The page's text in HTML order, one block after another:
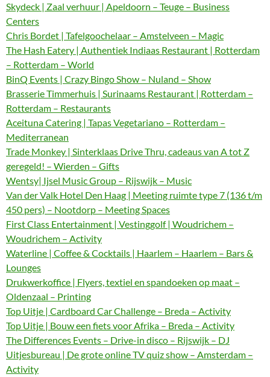
Skydeck | Zaal verhuur | Apeldoorn – Teuge – Business
Centers
Chris Bordet | Tafelgoochelaar – Amstelveen – Magic
The Hash Eatery | Authentiek Indiaas Restaurant | Rotterdam
– Rotterdam – World
BinQ Events | Crazy Bingo Show – Nuland – Show
Brasserie Timmerhuis | Surinaams Restaurant | Rotterdam –
Rotterdam – Restaurants
Aceituna Catering | Tapas Vegetariano – Rotterdam –
Mediterranean
Trade Monkey | Sinterklaas Drive Thru, cadeaus van A tot Z
geregeld! – Wierden – Gifts
Wentsy| Ijsel Music Group – Rijswijk – Music
Van der Valk Hotel Den Haag | Meeting ruimte type 7 (136 t/m
450 pers) – Nootdorp – Meeting Spaces
First Class Entertainment | Vestinggolf | Woudrichem –
Woudrichem – Activity
Waterline | Coffee & Cocktails | Haarlem – Haarlem – Bars &
Lounges
Drukwerkoffice | Flyers, textiel en spandoeken op maat –
Oldenzaal – Printing
Top Uitje | Cardboard Car Challenge – Breda – Activity
Top Uitje | Bouw een fiets voor Afrika – Breda – Activity
The Differences Events – Drive-in disco – Rijswijk – DJ
Uitjesbureau | De grote online TV quiz show – Amsterdam –
Activity